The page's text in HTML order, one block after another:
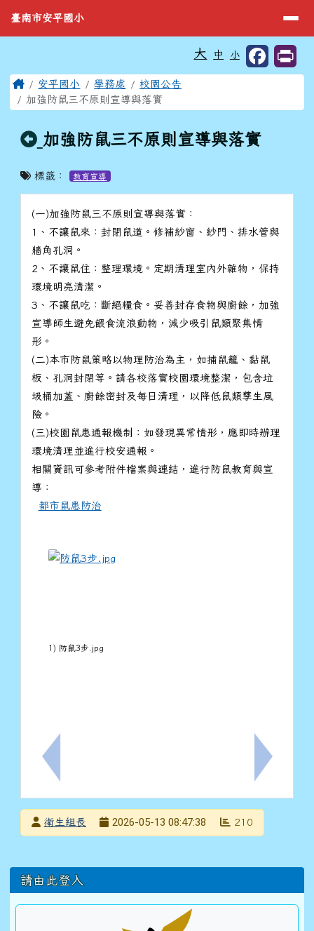
臺南市安平國小
導覽列
臺南市安平國小
⏸
大 中 小
主內容區域
Home安平國小 學務處
校園公告
加強防鼠三不原則宣導與落實
回上頁
加強防鼠三不原則宣導與落實
標籤： 教育宣導
上一筆：轉知臺南市體育總會田徑委員會辦理「臺南市
(一)加強防鼠三不原則宣導與落實：
1、不讓鼠來：封閉鼠道。修補紗窗、紗門、排水管與
牆角孔洞。
2、不讓鼠住：整理環境。定期清理室內外雜物，保持
環境明亮清潔。
3、不讓鼠吃：斷絕糧食。妥善封存食物與廚餘，加強
宣導師生避免餵食流浪動物，減少吸引鼠類聚集情
形。
(二)本市防鼠策略以物理防治為主，如捕鼠籠、黏鼠
板、孔洞封閉等。請各校落實校園環境整潔，包含垃
圾桶加蓋、廚餘密封及每日清理，以降低鼠類孳生風
險。
(三)校園鼠患通報機制：如發現異常情形，應即時辦理
環境清理並進行校安通報。
相關資訊可參考附件檔案與連結，進行防鼠教育與宣
導：
都市鼠患防治
1) 防鼠3步.jpg
下一筆：
發布者衛生組長
2026-05-13 08:47:38 210
左邊區域內容
請由此登入
頁尾區域